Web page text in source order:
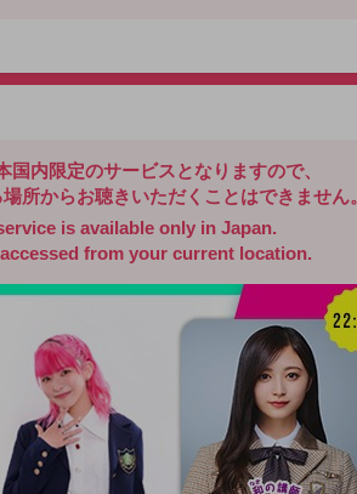
国内限定のサービスとなりますので、
所からお聴きいただくことはできません。
is available only in Japan.
from your current location.